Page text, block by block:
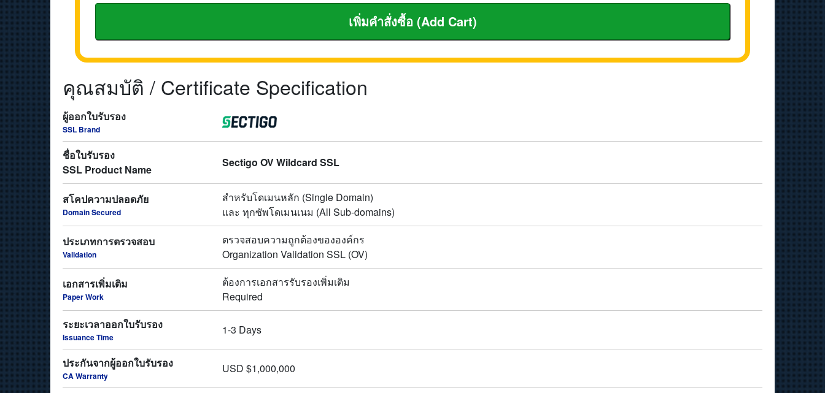
คุณสมบัติ / Certificate Specification
ผู้ออกใบรับรอง
SSL Brand
ชื่อใบรับรอง
SSL Product Name
Sectigo OV Wildcard SSL
สโคปความปลอดภัย
Domain Secured
สำหรับโดเมนหลัก (Single Domain)
และ ทุกซัพโดเมนเนม (All Sub-domains)
ประเภทการตรวจสอบ
Validation
ตรวจสอบความถูกต้องขององค์กร
Organization Validation SSL (OV)
เอกสารเพิ่มเติม
Paper Work
ต้องการเอกสารรับรองเพิ่มเติม
Required
ระยะเวลาออกใบรับรอง
Issuance Time
1-3 Days
ประกันจากผู้ออกใบรับรอง
CA Warranty
USD $1,000,000